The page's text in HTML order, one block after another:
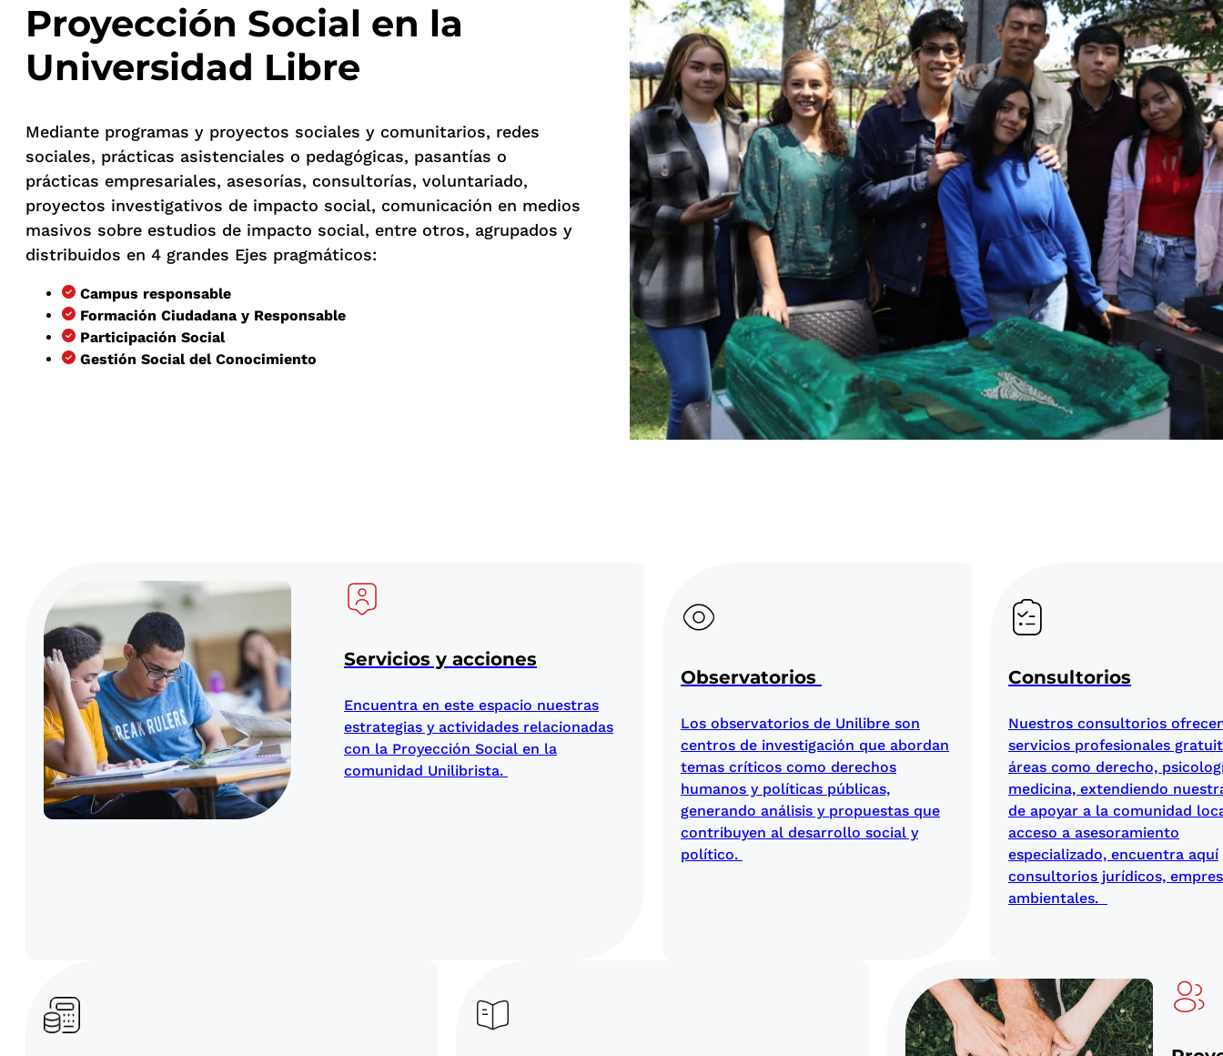
Proyección Social en la
Universidad Libre
Mediante programas y proyectos sociales y comunitarios, redes
sociales, prácticas asistenciales o pedagógicas, pasantías o
prácticas empresariales, asesorías, consultorías, voluntariado,
proyectos investigativos de impacto social, comunicación en medios
masivos sobre estudios de impacto social, entre otros, agrupados y
distribuidos en 4 grandes Ejes pragmáticos:
Campus responsable
Formación Ciudadana y Responsable
Participación Social
Gestión Social del Conocimiento
Servicios y acciones
Encuentra en este espacio nuestras
estrategias y actividades relacionadas
con la Proyección Social en la
comunidad Unilibrista.
Observatorios
Los observatorios de Unilibre son
centros de investigación que abordan
temas críticos como derechos
humanos y políticas públicas,
generando análisis y propuestas que
contribuyen al desarrollo social y
político.
Consultorios
Nuestros consultorios
servicios profesionales
áreas como derecho,
medicina, extendiendo
de apoyar a la comunidad
acceso a asesoramiento
especializado, encuentra aquí
consultorios jurídicos,
ambientales.